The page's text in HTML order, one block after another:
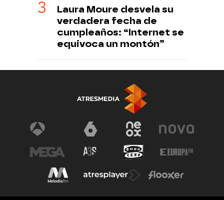
Laura Moure desvela su
verdadera fecha de
cumpleaños: “Internet se
equivoca un montón”